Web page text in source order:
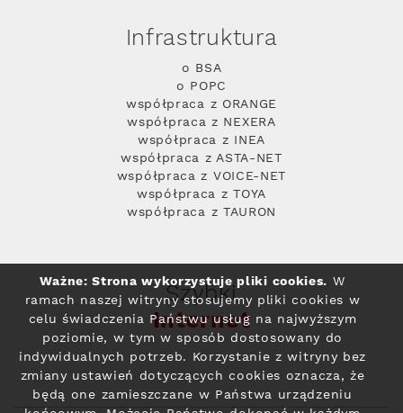
Infrastruktura
o BSA
o POPC
współpraca z ORANGE
współpraca z NEXERA
współpraca z INEA
współpraca z ASTA-NET
współpraca z VOICE-NET
współpraca z TOYA
współpraca z TAURON
Szybki
Internet
Ważne: Strona wykorzystuje pliki cookies. W
ramach naszej witryny stosujemy pliki cookies w
celu świadczenia Państwu usług na najwyższym
poziomie, w tym w sposób dostosowany do
indywidualnych potrzeb. Korzystanie z witryny bez
zmiany ustawień dotyczących cookies oznacza, że
będą one zamieszczane w Państwa urządzeniu